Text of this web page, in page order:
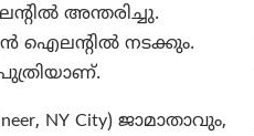
അന്തരിച്ചു.
ഐലന്റിൽ നടക്കും.
പുത്രിയാണ്.
NY City) ജാമാതാവും,